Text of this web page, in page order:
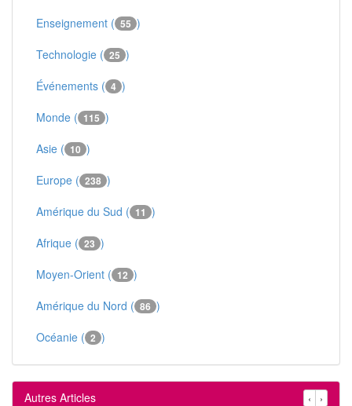
Enseignement ( 55 )
Technologie ( 25 )
Événements ( 4 )
Monde ( 115 )
Asie ( 10 )
Europe ( 238 )
Amérique du Sud ( 11 )
Afrique ( 23 )
Moyen-Orient ( 12 )
Amérique du Nord ( 86 )
Océanie ( 2 )
Autres Articles ‹ ›